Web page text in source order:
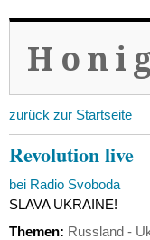
zurück zur Startseite
Revolution live
bei Radio Svoboda
SLAVA UKRAINE!
Themen: Russland -